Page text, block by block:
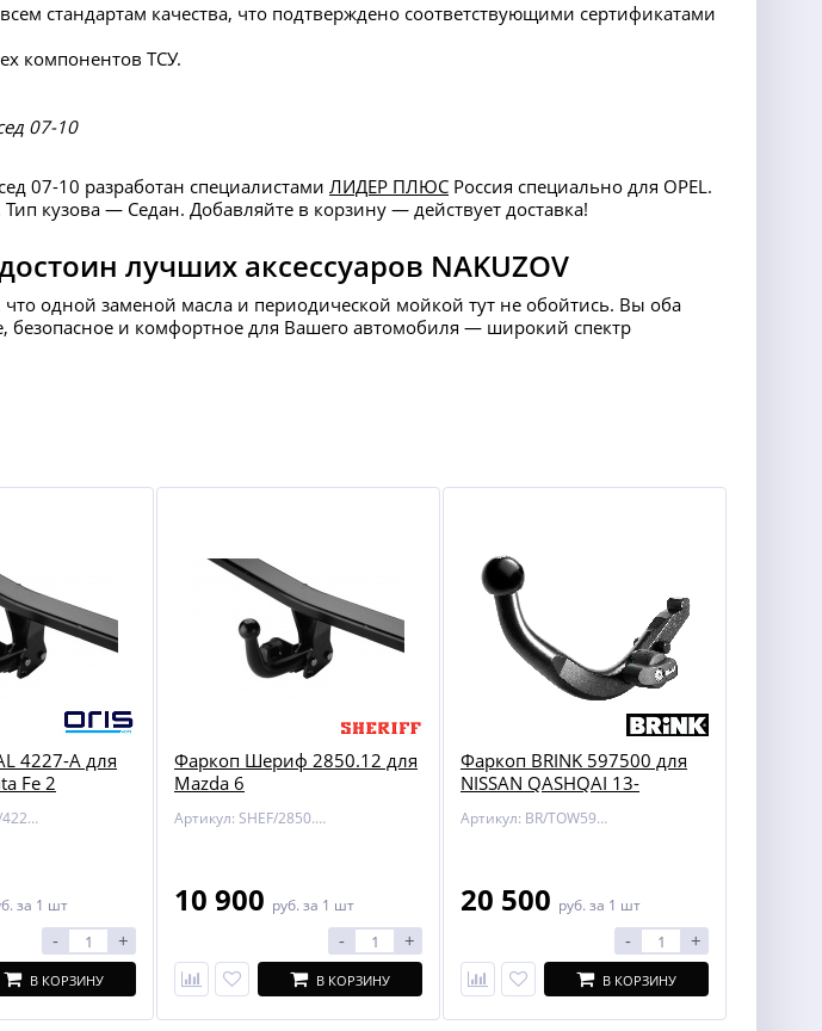
стандартам качества, что подтверждено соответствующими сертификатами
компонентов ТСУ.
07-10
07-10 разработан специалистами ЛИДЕР ПЛЮС Россия специально для OPEL.
кузова — Седан. Добавляйте в корзину — действует доставка!
лучших аксессуаров NAKUZOV
что одной заменой масла и периодической мойкой тут не обойтись. Вы оба
безопасное и комфортное для Вашего автомобиля — широкий спектр
4227-A для
Fe 2
Артикул: BOSAL/4227-A
за 1 шт
- +
В КОРЗИНУ
Фаркоп Шериф 2850.12 для
Mazda 6
Артикул: SHEF/2850.12
10 900 руб. за 1 шт
- +
В КОРЗИНУ
Фаркоп BRINK 597500 для
NISSAN QASHQAI 13-
Артикул: BR/TOW597500
20 500 руб. за 1 шт
- +
В КОРЗИНУ